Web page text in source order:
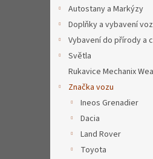
Autostany a Markýzy
Doplňky a vybavení
Vybavení do přírody a
Světla
Rukavice Mechanix
Značka vozu
Ineos Grenadier
Dacia
Land Rover
Toyota